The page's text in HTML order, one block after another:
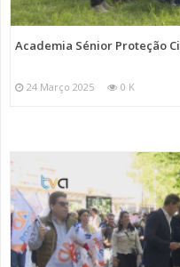
Academia Sénior Proteção
24 Março 2025 0 K